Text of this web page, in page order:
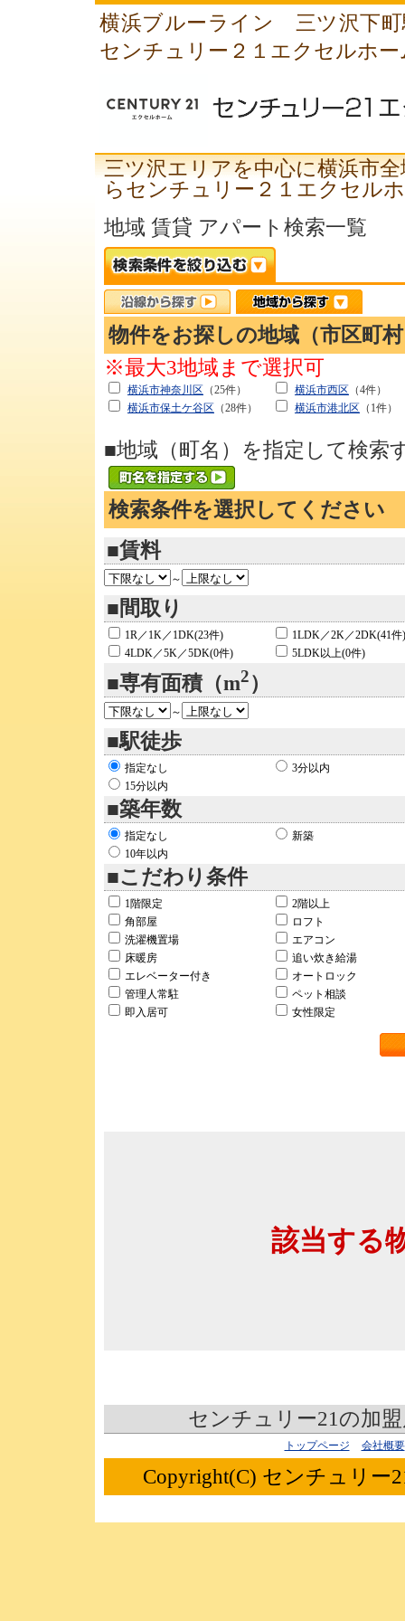
横浜ブルーライン 三ツ沢下町
センチュリー２１エクセルホー
三ツ沢エリアを中心に横浜市
らセンチュリー２１エクセル
地域 賃貸 アパート検索一覧
物件をお探しの地域（市区町
※最大3地域まで選択可
横浜市神奈川区 （25件） 横浜市西区 （4件）
横浜市保土ケ谷区 （28件） 横浜市港北区 （1件）
■地域（町名）を指定して検索
検索条件を選択してください
■賃料
～
■間取り
1R／1K／1DK(23件)
1LDK／2K／2DK(41件)
4LDK／5K／5DK(0件)
5LDK以上(0件)
■専有面積（m2）
～
■駅徒歩
指定なし
3分以内
15分以内
■築年数
指定なし
新築
10年以内
■こだわり条件
1階限定
2階以上
角部屋
ロフト
洗濯機置場
エアコン
床暖房
追い炊き給湯
エレベーター付き
オートロック
管理人常駐
ペット相談
即入居可
女性限定
該当する
センチュリー21の加
トップページ 会社概要
Copyright(C) センチュリー